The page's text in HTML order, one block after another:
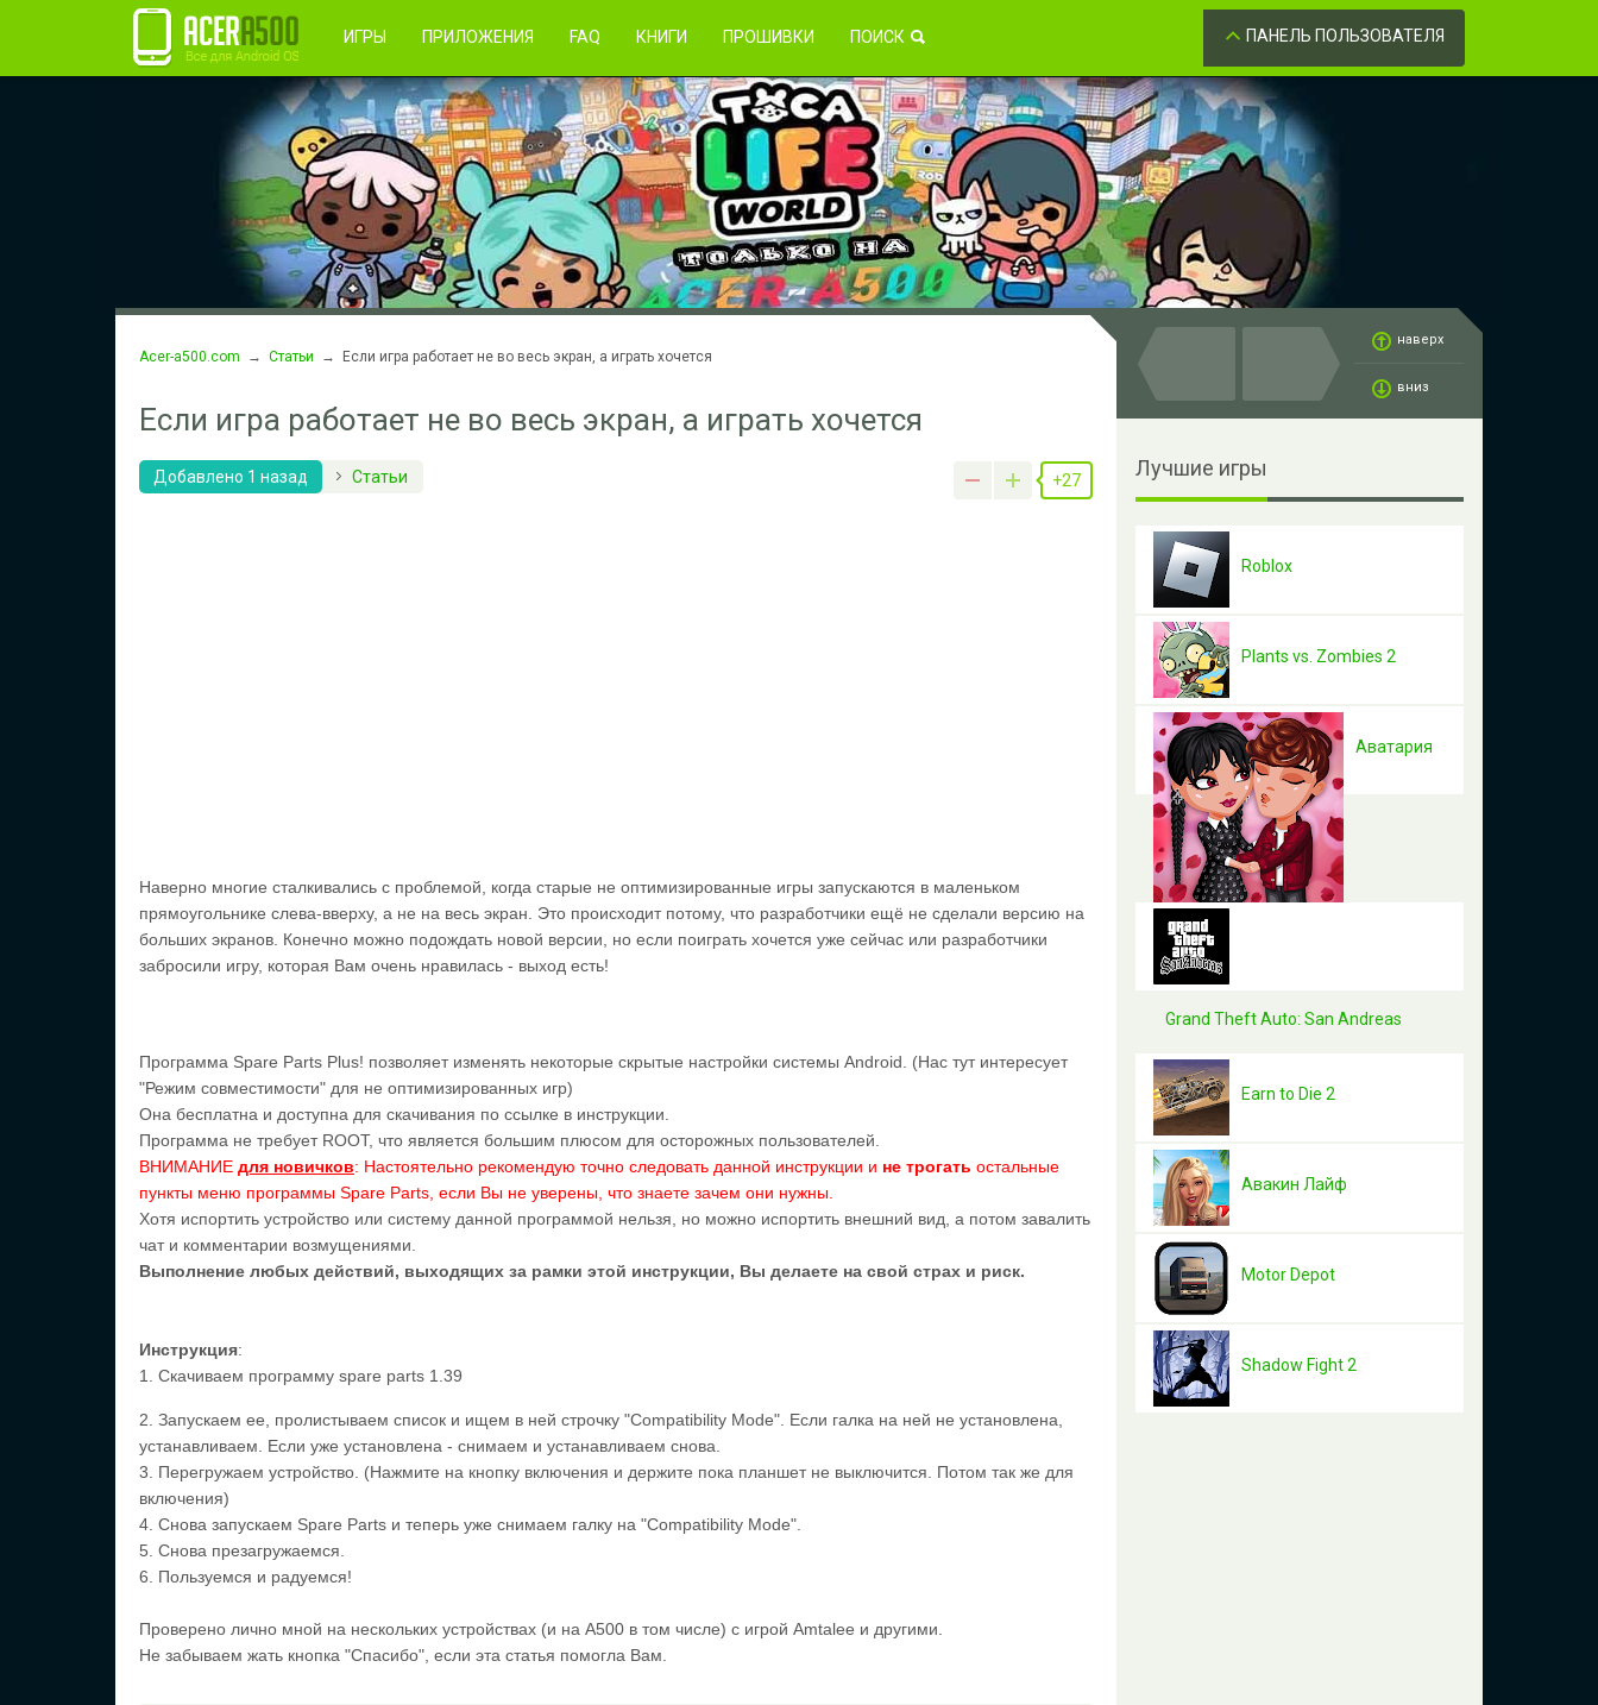
Регистрация Правила пользования Возникли проблемы? Забыли пароль?
ПАНЕЛЬ ПОЛЬЗОВАТЕЛЯ
ИГРЫ ПРИЛОЖЕНИЯ FAQ КНИГИ ПРОШИВКИ ПОИСК
Acer-a500.com → Статьи → Если игра работает не во весь экран, а играть хочется
Если игра работает не во весь экран, а играть хочется
Добавлено 1 назад Статьи +27
Наверно многие сталкивались с проблемой, когда старые не оптимизированные игры запускаются в маленьком
прямоугольнике слева-вверху, а не на весь экран. Это происходит потому, что разработчики ещё не сделали версию на
больших экранов. Конечно можно подождать новой версии, но если поиграть хочется уже сейчас или разработчики
забросили игру, которая Вам очень нравилась - выход есть!
Программа Spare Parts Plus! позволяет изменять некоторые скрытые настройки системы Android. (Нас тут интересует
"Режим совместимости" для не оптимизированных игр)
Она бесплатна и доступна для скачивания по ссылке в инструкции.
Программа не требует ROOT, что является большим плюсом для осторожных пользователей.
ВНИМАНИЕ для новичков: Настоятельно рекомендую точно следовать данной инструкции и не трогать остальные
пункты меню программы Spare Parts, если Вы не уверены, что знаете зачем они нужны.
Хотя испортить устройство или систему данной программой нельзя, но можно испортить внешний вид, а потом завалить
чат и комментарии возмущениями.
Выполнение любых действий, выходящих за рамки этой инструкции, Вы делаете на свой страх и риск.
Инструкция:
1. Скачиваем программу spare parts 1.39
2. Запускаем ее, пролистываем список и ищем в ней строчку "Compatibility Mode". Если галка на ней не установлена,
устанавливаем. Если уже установлена - снимаем и устанавливаем снова.
3. Перегружаем устройство. (Нажмите на кнопку включения и держите пока планшет не выключится. Потом так же для
включения)
4. Снова запускаем Spare Parts и теперь уже снимаем галку на "Compatibility Mode".
5. Снова презагружаемся.
6. Пользуемся и радуемся!
Проверено лично мной на нескольких устройствах (и на A500 в том числе) с игрой Amtalee и другими.
Не забываем жать кнопка "Спасибо", если эта статья помогла Вам.
наверх
вниз
Лучшие игры
Roblox
Plants vs. Zombies 2
Аватария
Grand Theft Auto: San Andreas
Earn to Die 2
Авакин Лайф
Motor Depot
Shadow Fight 2